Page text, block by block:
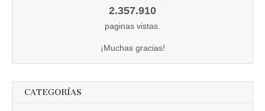
2.357.910
paginas vistas.
¡Muchas gracias!
CATEGORÍAS